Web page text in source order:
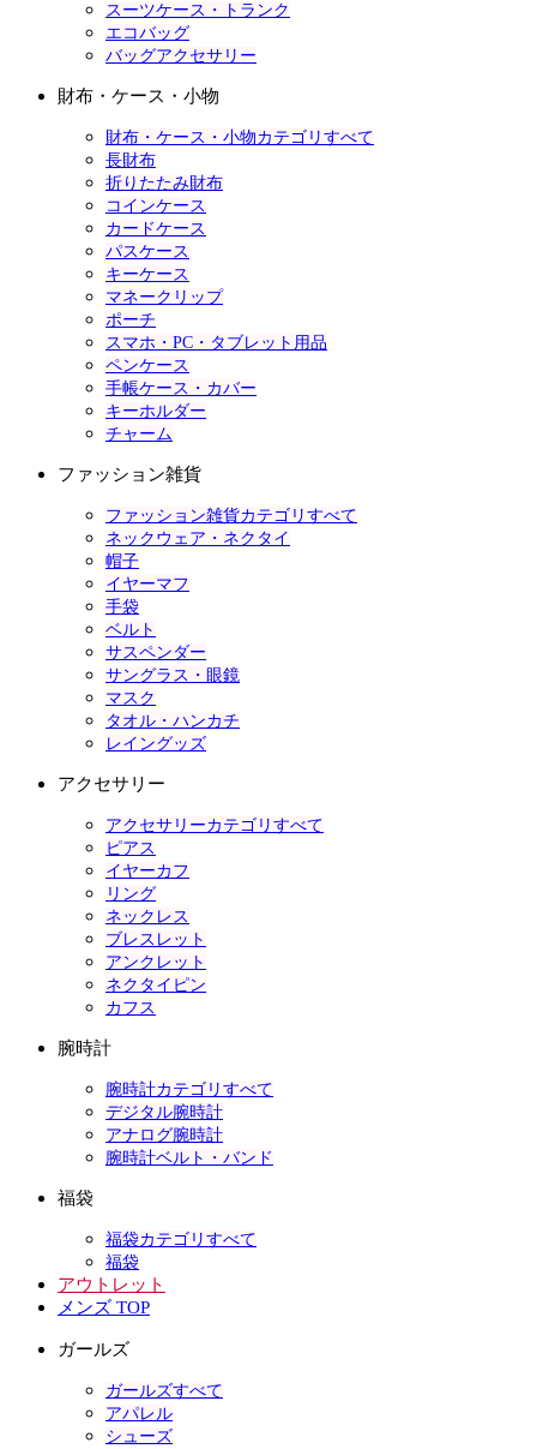
スーツケース・トランク
エコバッグ
バッグアクセサリー
財布・ケース・小物
財布・ケース・小物カテゴリすべて
長財布
折りたたみ財布
コインケース
カードケース
パスケース
キーケース
マネークリップ
ポーチ
スマホ・PC・タブレット用品
ペンケース
手帳ケース・カバー
キーホルダー
チャーム
ファッション雑貨
ファッション雑貨カテゴリすべて
ネックウェア・ネクタイ
帽子
イヤーマフ
手袋
ベルト
サスペンダー
サングラス・眼鏡
マスク
タオル・ハンカチ
レイングッズ
アクセサリー
アクセサリーカテゴリすべて
ピアス
イヤーカフ
リング
ネックレス
ブレスレット
アンクレット
ネクタイピン
カフス
腕時計
腕時計カテゴリすべて
デジタル腕時計
アナログ腕時計
腕時計ベルト・バンド
福袋
福袋カテゴリすべて
福袋
アウトレット
メンズ TOP
ガールズ
ガールズすべて
アパレル
シューズ